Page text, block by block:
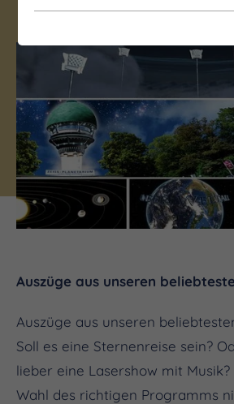
Jena
Auszüge aus unseren
Auszüge aus unseren
Soll es eine Sternenreise sein?
lieber eine Lasershow mit
Wahl des richtigen Programms